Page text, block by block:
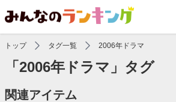
トップ タグ一覧 2006年ドラマ
「2006年ドラマ」タグ
関連アイテム